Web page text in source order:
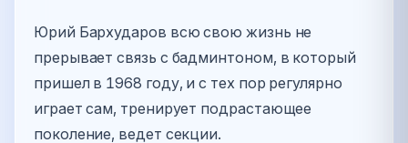
Юрий Бархударов всю свою жизнь не
прерывает связь с бадминтоном, в который
пришел в 1968 году, и с тех пор регулярно
играет сам, тренирует подрастающее
поколение, ведет секции.